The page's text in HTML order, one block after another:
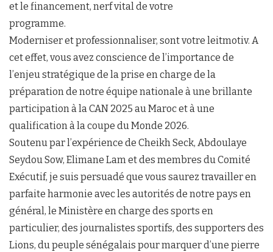
et le financement, nerf vital de votre
programme.
Moderniser et professionnaliser, sont votre leitmotiv. A
cet effet, vous avez conscience de l’importance de
l’enjeu stratégique de la prise en charge de la
préparation de notre équipe nationale à une brillante
participation à la CAN 2025 au Maroc et à une
qualification à la coupe du Monde 2026.
Soutenu par l’expérience de Cheikh Seck, Abdoulaye
Seydou Sow, Elimane Lam et des membres du Comité
Exécutif, je suis persuadé que vous saurez travailler en
parfaite harmonie avec les autorités de notre pays en
général, le Ministère en charge des sports en
particulier, des journalistes sportifs, des supporters des
Lions, du peuple sénégalais pour marquer d’une pierre